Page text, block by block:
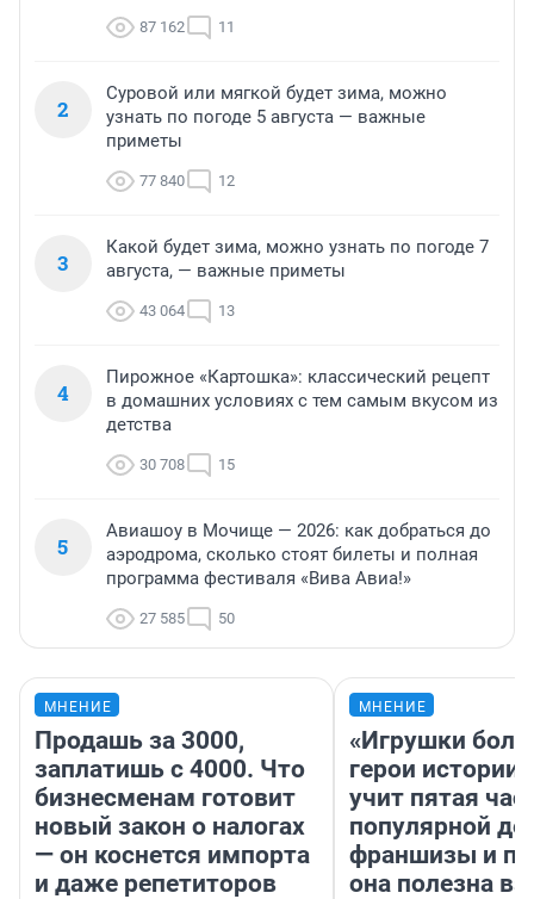
87 162 11
2
Суровой или мягкой будет зима, можно
узнать по погоде 5 августа — важные
приметы
77 840 12
3
Какой будет зима, можно узнать по погоде 7
августа, — важные приметы
43 064 13
4
Пирожное «Картошка»: классический рецепт
в домашних условиях с тем самым вкусом из
детства
30 708 15
5
Авиашоу в Мочище — 2026: как добраться до
аэродрома, сколько стоят билеты и полная
программа фестиваля «Вива Авиа!»
27 585 50
МНЕНИЕ
Продашь за 3000,
заплатишь с 4000. Что
бизнесменам готовит
новый закон о налогах
— он коснется импорта
и даже репетиторов
МНЕНИЕ
«Игрушки
герои
учит пятая
популярной
франшизы и
она полезна